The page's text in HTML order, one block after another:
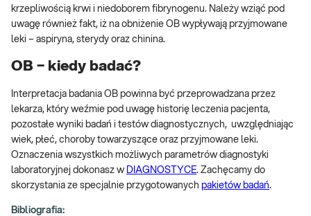
krzepliwością krwi i niedoborem fibrynogenu. Należy wziąć pod
uwagę również fakt, iż na obniżenie OB wypływają przyjmowane
leki – aspiryna, sterydy oraz chinina.
OB − kiedy badać?
Interpretacja badania OB powinna być przeprowadzana przez
lekarza, który weźmie pod uwagę historię leczenia pacjenta,
pozostałe wyniki badań i testów diagnostycznych, uwzględniając
wiek, płeć, choroby towarzyszące oraz przyjmowane leki.
Oznaczenia wszystkich możliwych parametrów diagnostyki
laboratoryjnej dokonasz w DIAGNOSTYCE. Zachęcamy do
skorzystania ze specjalnie przygotowanych pakietów badań.
Bibliografia: